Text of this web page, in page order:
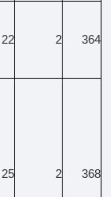
364
2
22
368
2
25